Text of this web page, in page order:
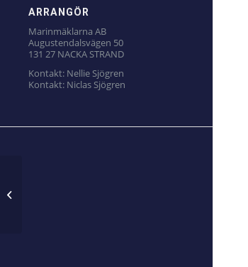
ARRANGÖR
Marinmäklarna AB
Augustendalsvägen 50
131 27 NACKA STRAND
Kontakt: Nellie Sjögren
Kontakt: Niclas Sjögren